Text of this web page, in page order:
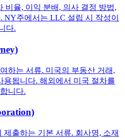
비율, 이익 분배, 의사 결정 방법,
NY주에서는 LLC 설립 시 작성이
다.
하는 서류. 미국의 부동산 거래,
용됩니다. 해외에서 미국 절차를
니다.
출하는 기본 서류. 회사명, 소재